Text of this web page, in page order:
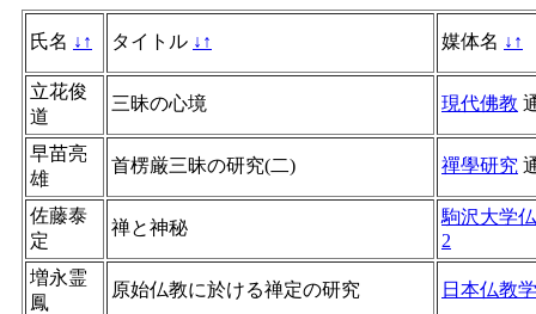
氏名 ↓ ↑ タイトル ↓ ↑ 媒体名 ↓ ↑
立花俊
道
三昧の心境 現代佛教
早苗亮
雄
首楞厳三昧の研究(二) 禪學研究
佐藤泰
定
禅と神秘
駒沢大学
2
増永霊
鳳
原始仏教に於ける禅定の研究 日本仏教